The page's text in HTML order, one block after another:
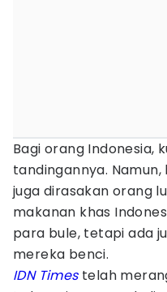
Bagi orang Indonesia,
tandingannya.
juga dirasakan orang
makanan khas
para bule, tetapi ada
mereka benci.
IDN Timestelah